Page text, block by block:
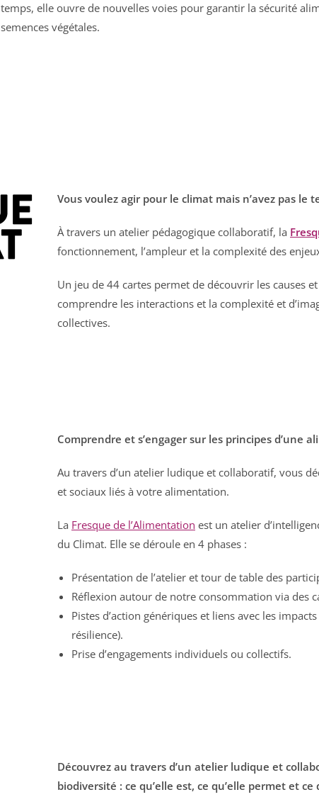
temps, elle ouvre de nouvelles voies pour garantir la sécurité
semences végétales.
Vous voulez agir pour le climat mais n’avez pas le
À travers un atelier pédagogique collaboratif, la
fonctionnement, l’ampleur et la complexité des
Un jeu de 44 cartes permet de découvrir les causes
comprendre les interactions et la complexité et
collectives.
Comprendre et s’engager sur les principes d’une
Au travers d’un atelier ludique et collaboratif, vous
et sociaux liés à votre alimentation.
La Fresque de l’Alimentation est un atelier
du Climat. Elle se déroule en 4 phases :
Présentation de l’atelier et tour de table des
Réflexion autour de notre consommation via des
Pistes d’action génériques et liens avec les
résilience).
Prise d’engagements individuels ou collectifs.
Découvrez au travers d’un atelier ludique et
biodiversité : ce qu’elle est, ce qu’elle permet et ce